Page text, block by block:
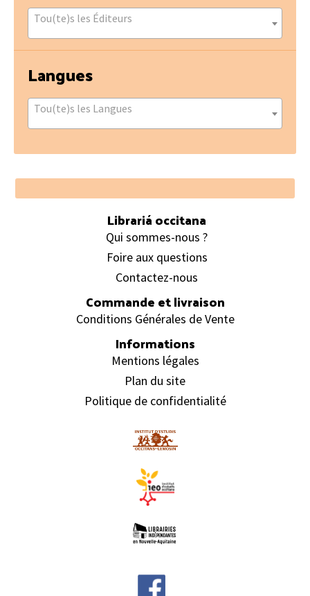
Tou(te)s les Éditeurs
Langues
Tou(te)s les Langues
Footer
Librariá occitana
Qui sommes-nous ?
Foire aux questions
Contactez-nous
Commande et livraison
Conditions Générales de Vente
Informations
Mentions légales
Plan du site
Politique de confidentialité